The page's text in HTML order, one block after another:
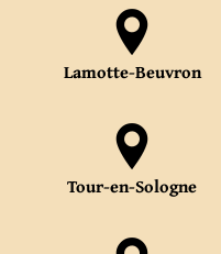
Lamotte-Beuvron
Tour-en-Sologne